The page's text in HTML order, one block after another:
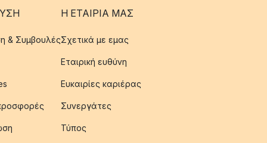
& Συμβουλές
Η ΕΤΑΊΡΙΑ ΜΑΣ
Σχετικά με εμας
Εταιρική ευθύνη
Ευκαιρίες καριέρας
Συνεργάτες
Τύπος